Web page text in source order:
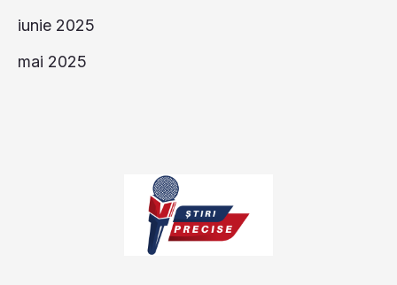
iunie 2025
mai 2025